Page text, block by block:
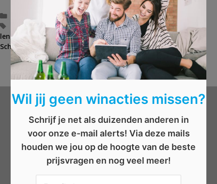
t
e
g
o
i
e
Topwedstrijd,Wonen
a
g
glanzen gratis producten,huis poetsen,kuisen,
lenteschoonmaak,Poetsen,poetsproducten,
Schoonmaakmiddelen,schoonmaken,stralen
B
e
r
c
t
a
v
i
Win 10 bakken Jupiler bier
Wat kost een epoxyvloer?
Wil jij geen winacties missen?
Schrijf je net als duizenden anderen in
voor onze e-mail alerts! Via deze mails
houden we jou op de hoogte van de beste
prijsvragen en nog veel meer!